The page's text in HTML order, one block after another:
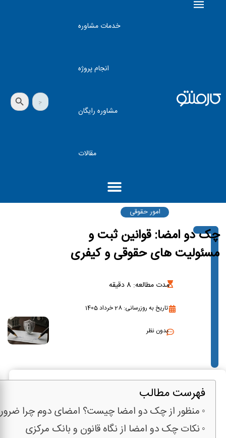
خدمات مشاوره
انجام پروژه
مشاوره رایگان
مقالات
جستجو
برای:
دکمه جستجو
امور حقوقی
چک دو امضا: قوانین ثبت و
مسئولیت های حقوقی و کیفری
مدت مطالعه: 8 دقیقه
تاریخ به روزرسانی: 28 خرداد 1405
بدون نظر
فهرست مطالب
منظور از چک دو امضا چیست؟ امضای دوم چرا
نکات چک دو امضا از نگاه قانون و بانک مرکزی